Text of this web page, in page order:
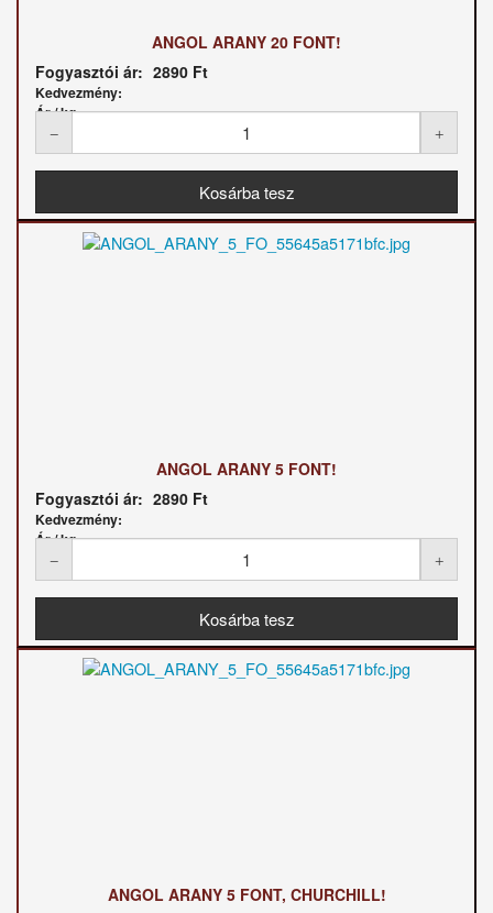
ANGOL ARANY 20 FONT!
Fogyasztói ár: 2890 Ft
Kedvezmény:
Ár / kg:
ANGOL ARANY 5 FONT!
Fogyasztói ár: 2890 Ft
Kedvezmény:
Ár / kg:
ANGOL ARANY 5 FONT, CHURCHILL!